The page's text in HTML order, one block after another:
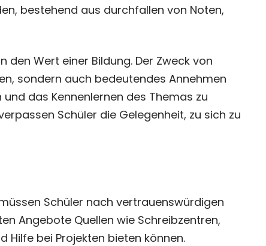
bestehend aus durchfallen von Noten,
Wert einer Bildung. Der Zweck von
sondern auch bedeutendes Annehmen
das Kennenlernen des Themas zu
Schüler die Gelegenheit, zu sich zu
Schüler nach vertrauenswürdigen
Angebote Quellen wie Schreibzentren,
Hilfe bei Projekten bieten können.